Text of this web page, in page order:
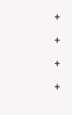
+
+
+
+